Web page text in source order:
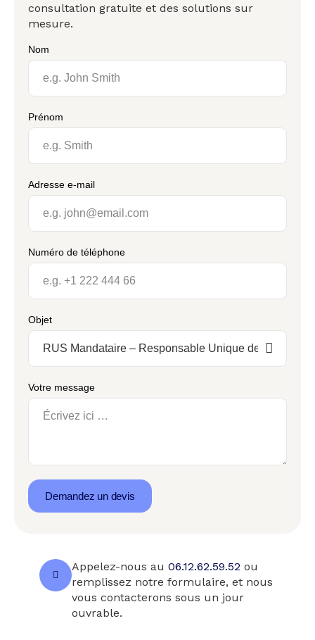
consultation gratuite et des solutions sur
mesure.
Nom
Prénom
Adresse e-mail
Numéro de téléphone
Objet
Votre message
Demandez un devis
Appelez-nous au 06.12.62.59.52 ou
remplissez notre formulaire, et nous
vous contacterons sous un jour
ouvrable.